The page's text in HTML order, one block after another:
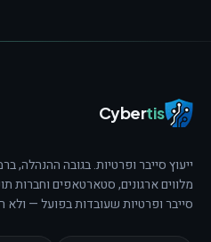
Cybertis
ייעוץ סייבר ופרטיות. בגובה ההנהלה,
מלווים ארגונים, סטארטאפים וחברות
סייבר ופרטיות שעובדות בפועל — ולא